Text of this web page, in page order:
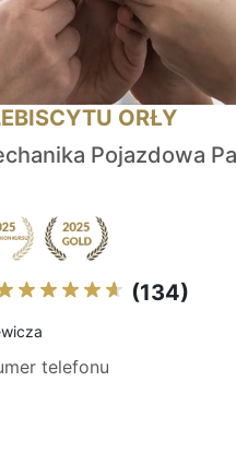
ORŁY
Pojazdowa
(134)
telefonu